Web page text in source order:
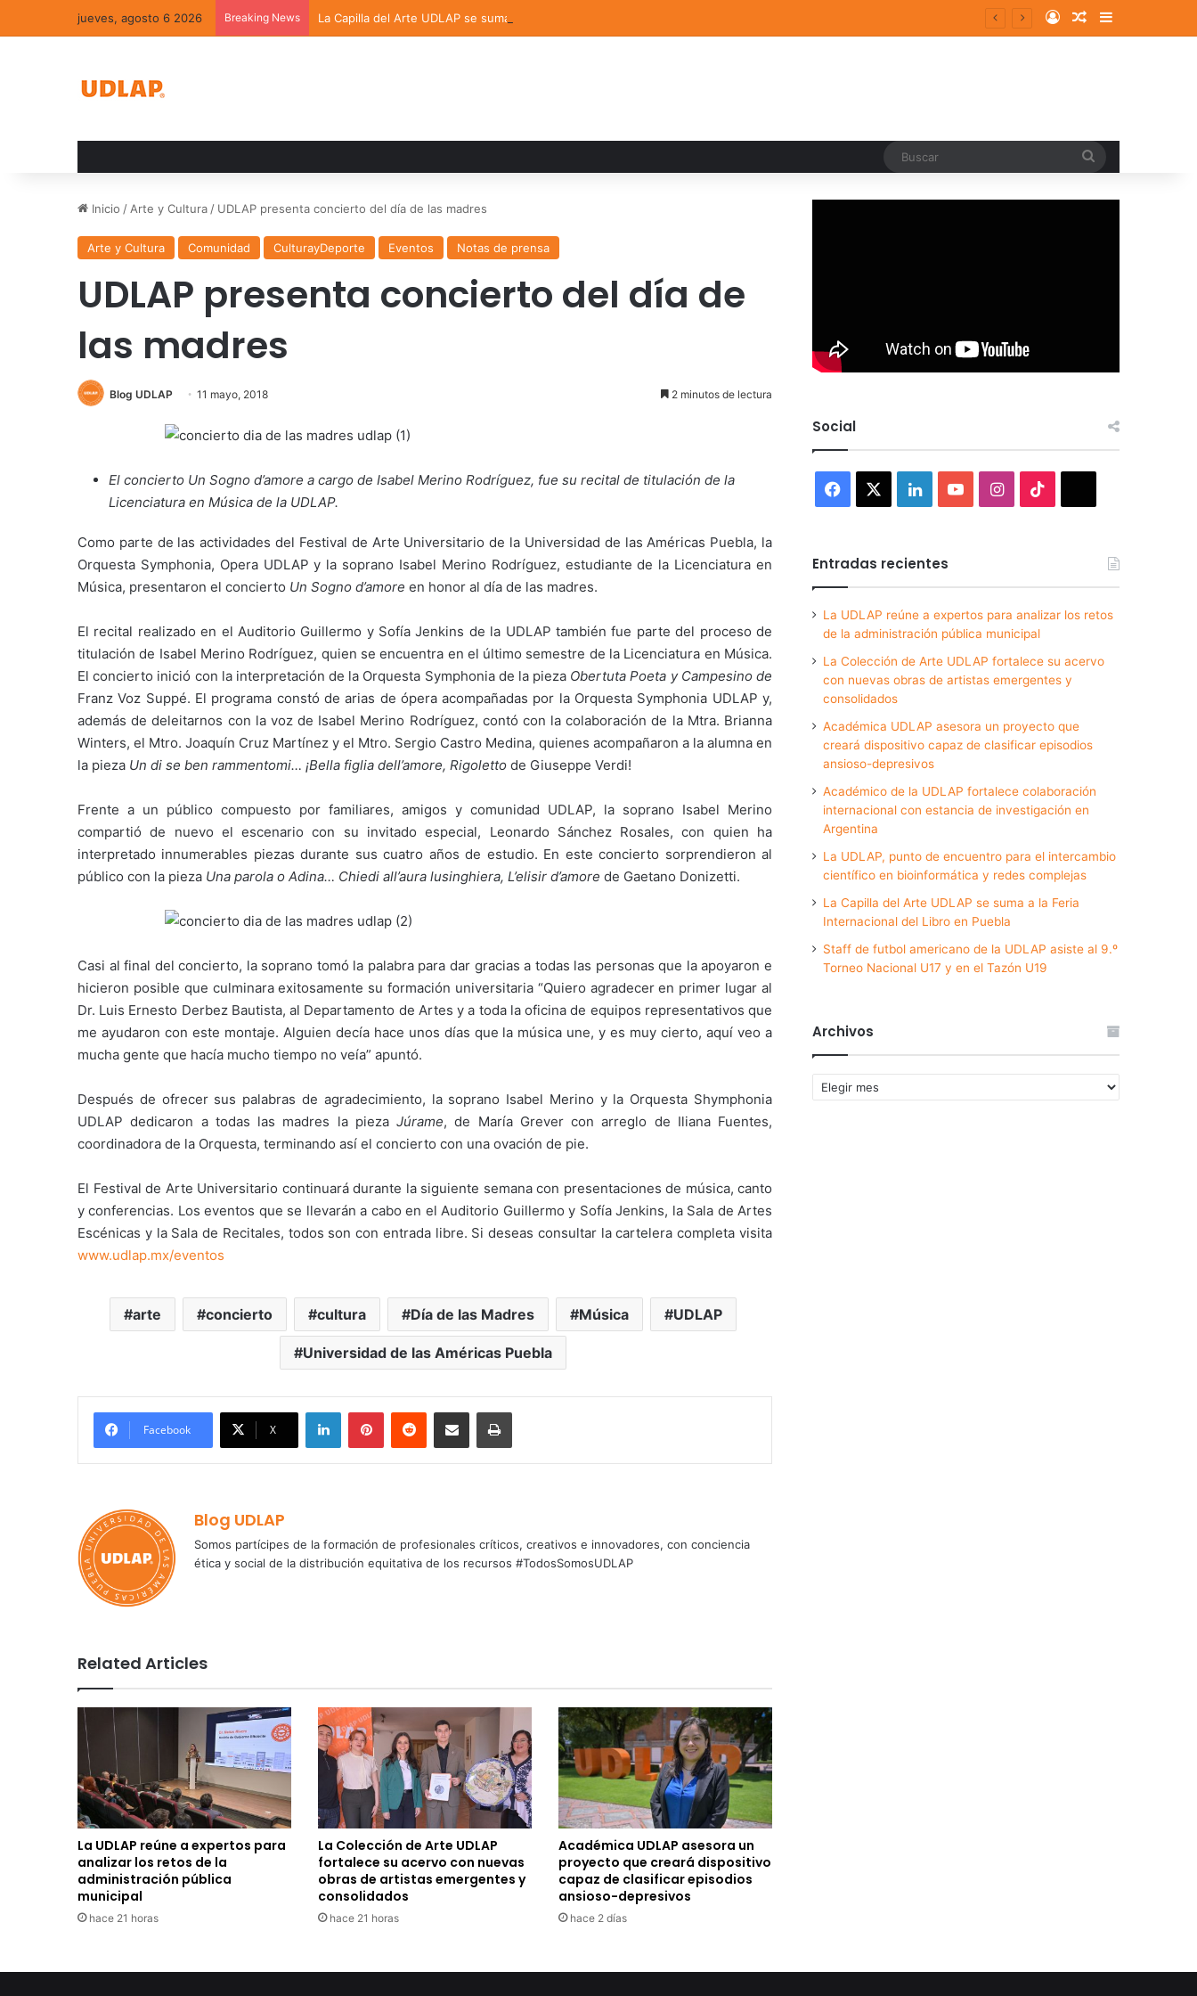
jueves, agosto 6 2026 Breaking News La Capilla del Arte UDLAP se suma a la Feria Internacional del Libro en Puebla Log InRandom Article
Sidebar
Inicio / Arte y Cultura / UDLAP presenta concierto del día de las madres
Arte y Cultura Comunidad CulturayDeporte Eventos Notas de prensa
UDLAP presenta concierto del día de
las madres
Blog UDLAP 11 mayo, 2018 2 minutos de lectura
El concierto Un Sogno d’amore a cargo de Isabel Merino Rodríguez, fue su recital de titulación de la
Licenciatura en Música de la UDLAP.
Como parte de las actividades del Festival de Arte Universitario de la Universidad de las Américas Puebla, la
Orquesta Symphonia, Opera UDLAP y la soprano Isabel Merino Rodríguez, estudiante de la Licenciatura en
Música, presentaron el concierto Un Sogno d’amore en honor al día de las madres.
El recital realizado en el Auditorio Guillermo y Sofía Jenkins de la UDLAP también fue parte del proceso de
titulación de Isabel Merino Rodríguez, quien se encuentra en el último semestre de la Licenciatura en Música.
El concierto inició con la interpretación de la Orquesta Symphonia de la pieza Obertuta Poeta y Campesino de
Franz Voz Suppé. El programa constó de arias de ópera acompañadas por la Orquesta Symphonia UDLAP y,
además de deleitarnos con la voz de Isabel Merino Rodríguez, contó con la colaboración de la Mtra. Brianna
Winters, el Mtro. Joaquín Cruz Martínez y el Mtro. Sergio Castro Medina, quienes acompañaron a la alumna en
la pieza Un di se ben rammentomi… ¡Bella figlia dell’amore, Rigoletto de Giuseppe Verdi!
Frente a un público compuesto por familiares, amigos y comunidad UDLAP, la soprano Isabel Merino
compartió de nuevo el escenario con su invitado especial, Leonardo Sánchez Rosales, con quien ha
interpretado innumerables piezas durante sus cuatro años de estudio. En este concierto sorprendieron al
público con la pieza Una parola o Adina… Chiedi all’aura lusinghiera, L’elisir d’amore de Gaetano Donizetti.
Casi al final del concierto, la soprano tomó la palabra para dar gracias a todas las personas que la apoyaron e
hicieron posible que culminara exitosamente su formación universitaria “Quiero agradecer en primer lugar al
Dr. Luis Ernesto Derbez Bautista, al Departamento de Artes y a toda la oficina de equipos representativos que
me ayudaron con este montaje. Alguien decía hace unos días que la música une, y es muy cierto, aquí veo a
mucha gente que hacía mucho tiempo no veía” apuntó.
Después de ofrecer sus palabras de agradecimiento, la soprano Isabel Merino y la Orquesta Shymphonia
UDLAP dedicaron a todas las madres la pieza Júrame, de María Grever con arreglo de Iliana Fuentes,
coordinadora de la Orquesta, terminando así el concierto con una ovación de pie.
El Festival de Arte Universitario continuará durante la siguiente semana con presentaciones de música, canto
y conferencias. Los eventos que se llevarán a cabo en el Auditorio Guillermo y Sofía Jenkins, la Sala de Artes
Escénicas y la Sala de Recitales, todos son con entrada libre. Si deseas consultar la cartelera completa visita
www.udlap.mx/eventos
arte concierto cultura Día de las Madres Música UDLAP
Universidad de las Américas Puebla
Facebook X
LinkedInPinterestReddit Share via Email Print
Blog UDLAP
Somos partícipes de la formación de profesionales críticos, creativos e innovadores, con conciencia
ética y social de la distribución equitativa de los recursos #TodosSomosUDLAP
Related Articles
La UDLAP reúne a expertos para
analizar los retos de la
administración pública
municipal
hace 21 horas
La Colección de Arte UDLAP
fortalece su acervo con nuevas
obras de artistas emergentes y
consolidados
hace 21 horas
Académica UDLAP asesora un
proyecto que creará dispositivo
capaz de clasificar episodios
ansioso-depresivos
hace 2 días
Social
Facebook LinkedInYouTubeInstagram
Entradas recientes
La UDLAP reúne a expertos para analizar los retos
de la administración pública municipal
La Colección de Arte UDLAP fortalece su acervo
con nuevas obras de artistas emergentes y
consolidados
Académica UDLAP asesora un proyecto que
creará dispositivo capaz de clasificar episodios
ansioso-depresivos
Académico de la UDLAP fortalece colaboración
internacional con estancia de investigación en
Argentina
La UDLAP, punto de encuentro para el intercambio
científico en bioinformática y redes complejas
La Capilla del Arte UDLAP se suma a la Feria
Internacional del Libro en Puebla
Staff de futbol americano de la UDLAP asiste al 9.º
Torneo Nacional U17 y en el Tazón U19
Archivos
Archivos